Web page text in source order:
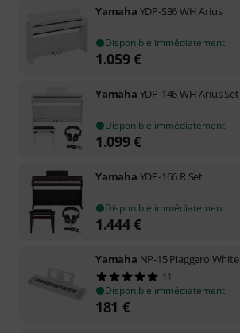
Yamaha YDP-S36 WH Arius
Disponible immédiatement
1.059€
Yamaha YDP-146 WH Arius Set
Disponible immédiatement
1.099€
Yamaha YDP-166 R Set
Disponible immédiatement
1.444€
Yamaha NP-15 Piaggero White
11
Disponible immédiatement
181 €